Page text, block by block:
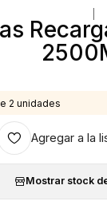
2 unidades
Agregar a la
Mostrar stock